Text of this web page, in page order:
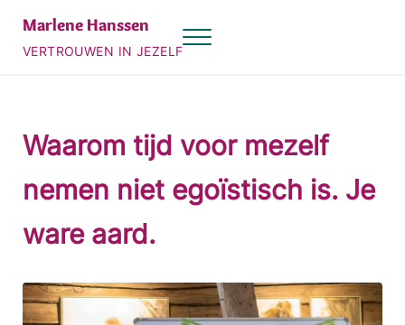
Marlene Hanssen
VERTROUWEN IN JEZELF Menu
Waarom tijd voor mezelf
nemen niet egoïstisch is. Je
ware aard.